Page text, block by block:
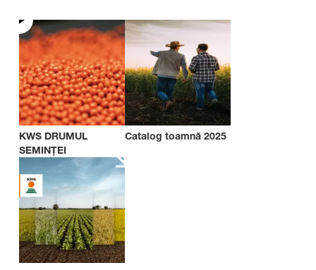
KWS DRUMUL
SEMINȚEI
Catalog toamnă 2025